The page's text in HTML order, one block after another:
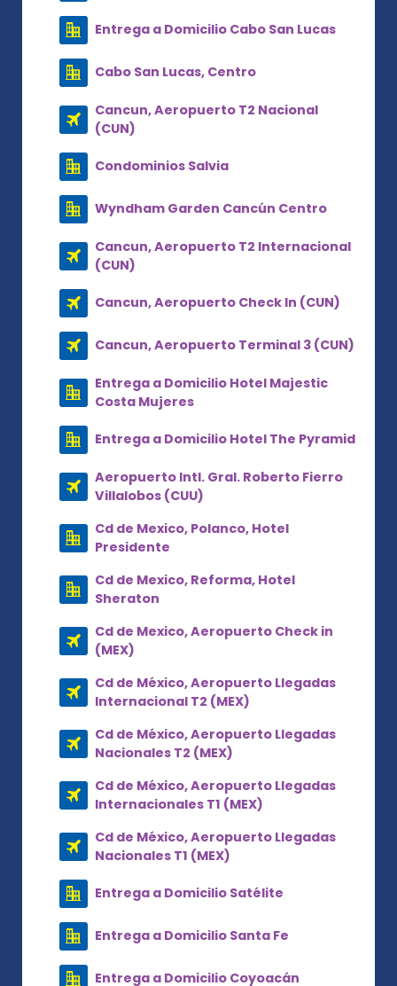
Entrega a Domicilio Cabo San Lucas
Cabo San Lucas, Centro
Cancun, Aeropuerto T2 Nacional
(CUN)
Condominios Salvia
Wyndham Garden Cancún Centro
Cancun, Aeropuerto T2 Internacional
(CUN)
Cancun, Aeropuerto Check In (CUN)
Cancun, Aeropuerto Terminal 3 (CUN)
Entrega a Domicilio Hotel Majestic
Costa Mujeres
Entrega a Domicilio Hotel The Pyramid
Aeropuerto Intl. Gral. Roberto Fierro
Villalobos (CUU)
Cd de Mexico, Polanco, Hotel
Presidente
Cd de Mexico, Reforma, Hotel
Sheraton
Cd de Mexico, Aeropuerto Check in
(MEX)
Cd de México, Aeropuerto Llegadas
Internacional T2 (MEX)
Cd de México, Aeropuerto Llegadas
Nacionales T2 (MEX)
Cd de México, Aeropuerto Llegadas
Internacionales T1 (MEX)
Cd de México, Aeropuerto Llegadas
Nacionales T1 (MEX)
Entrega a Domicilio Satélite
Entrega a Domicilio Santa Fe
Entrega a Domicilio Coyoacán